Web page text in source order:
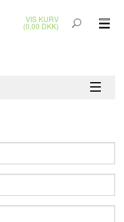
VIS KURV
(0,00 DKK)